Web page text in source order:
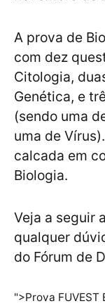
A prova de
com dez
Citologia,
Genética, e
(sendo uma
uma de
calcada em
Biologia.
Veja a seguir
qualquer
do Fórum de
">Prova